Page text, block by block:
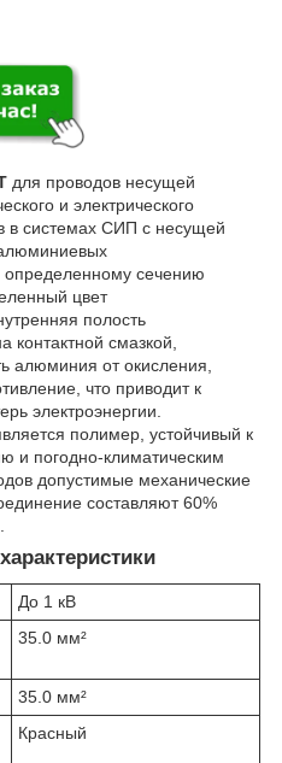
для проводов несущей
и электрического
в системах СИП с несущей
определенному сечению
цвет
полость
контактной смазкой,
алюминия от окисления,
что приводит к
электроэнергии.
полимер, устойчивый к
и погодно-климатическим
допустимые механические
составляют 60%
До 1 кВ
35.0 мм²
35.0 мм²
Красный